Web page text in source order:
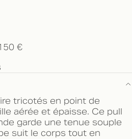
€
tricotés en point de
aérée et épaisse. Ce pull
garde une tenue souple
suit le corps tout en